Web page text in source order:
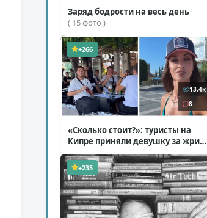
Заряд бодрости на весь день
( 15 фото )
+266
13,4к
8
«Сколько стоит?»: туристы на
Кипре приняли девушку за жрицу
любви( 1 фото + 1 видео )
+235